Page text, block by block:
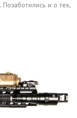
и о тех,